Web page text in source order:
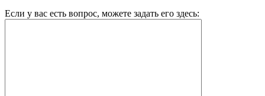
Если у вас есть вопрос, можете задать его здесь: